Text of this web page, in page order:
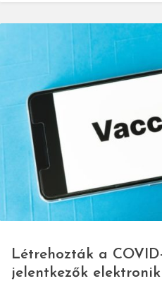
Létrehozták a
jelentkezők